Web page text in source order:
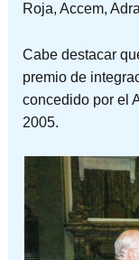
Roja, Accem,
Cabe destacar
premio de
concedido por el
2005.